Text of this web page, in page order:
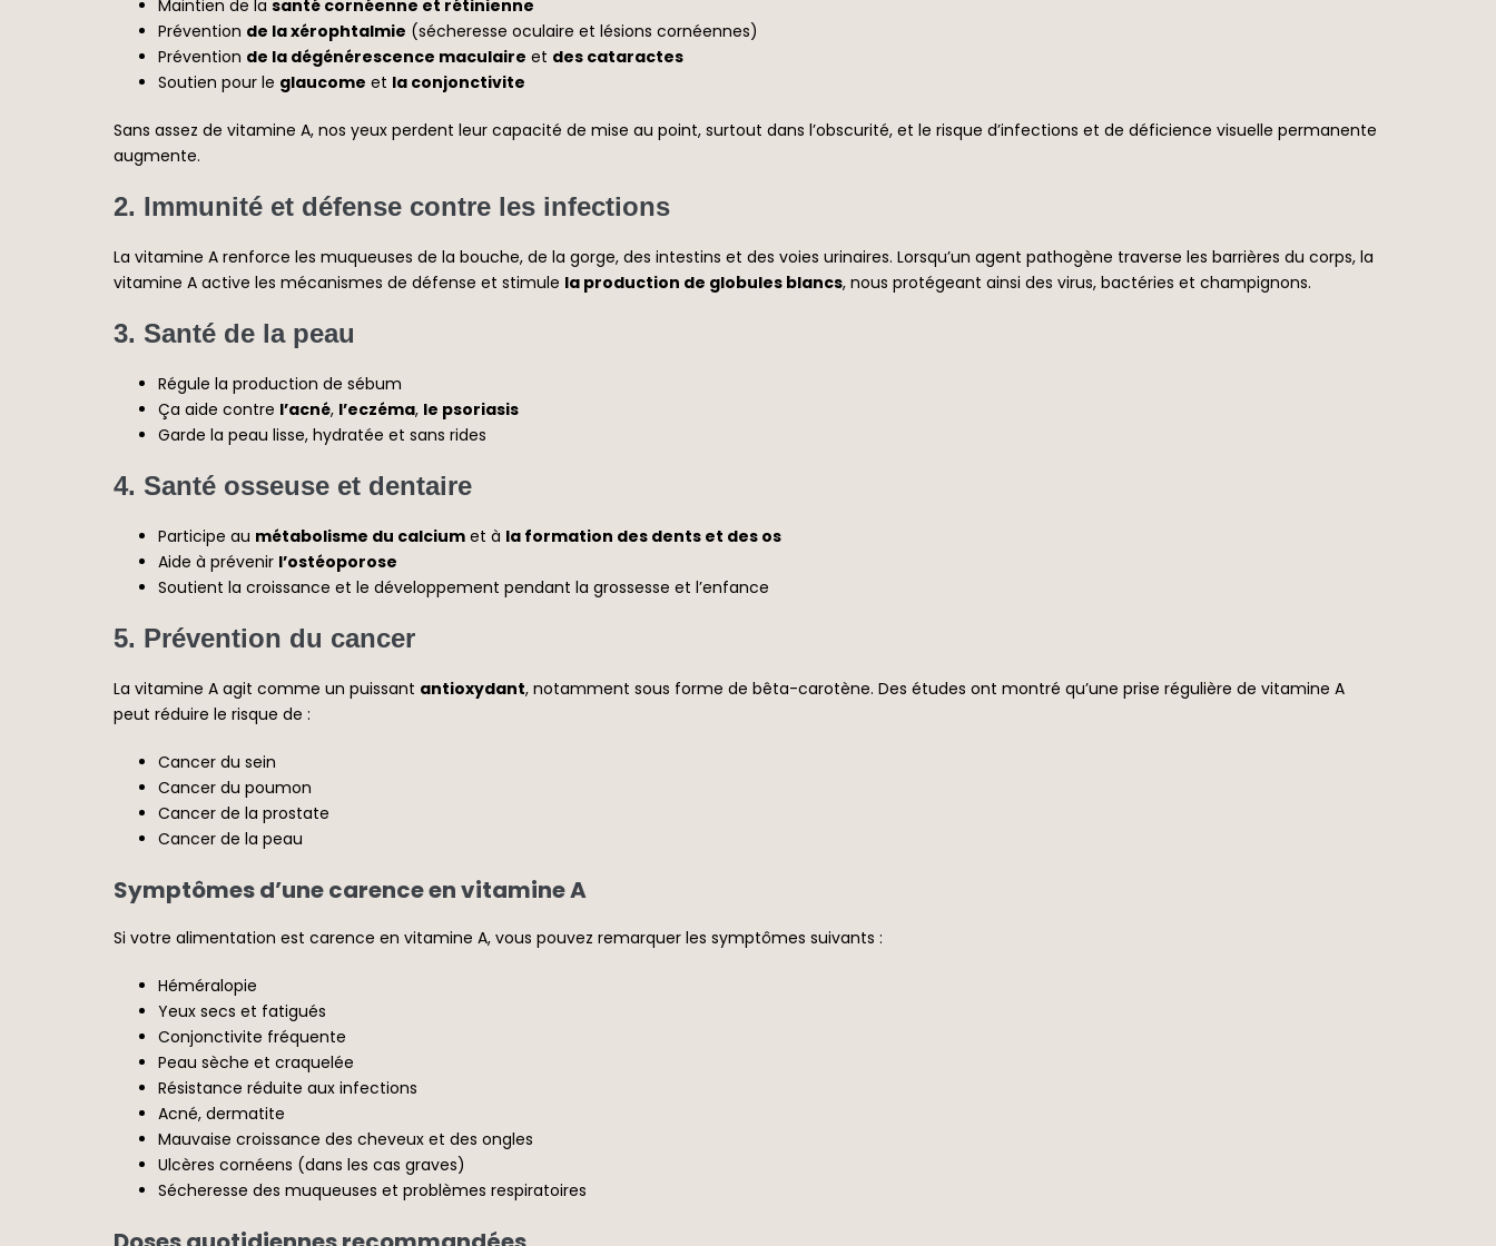
Maintien de la santé cornéenne et rétinienne
Prévention de la xérophtalmie (sécheresse oculaire et lésions cornéennes)
Prévention de la dégénérescence maculaire et des cataractes
Soutien pour le glaucome et la conjonctivite
Sans assez de vitamine A, nos yeux perdent leur capacité de mise au point, surtout dans l’obscurité, et le risque d’infections et de déficience visuelle permanente
augmente.
2. Immunité et défense contre les infections
La vitamine A renforce les muqueuses de la bouche, de la gorge, des intestins et des voies urinaires. Lorsqu’un agent pathogène traverse les barrières du corps, la
vitamine A active les mécanismes de défense et stimule la production de globules blancs, nous protégeant ainsi des virus, bactéries et champignons.
3. Santé de la peau
Régule la production de sébum
Ça aide contre l’acné, l’eczéma, le psoriasis
Garde la peau lisse, hydratée et sans rides
4. Santé osseuse et dentaire
Participe au métabolisme du calcium et à la formation des dents et des os
Aide à prévenir l’ostéoporose
Soutient la croissance et le développement pendant la grossesse et l’enfance
5. Prévention du cancer
La vitamine A agit comme un puissant antioxydant, notamment sous forme de bêta-carotène. Des études ont montré qu’une prise régulière de vitamine A
peut réduire le risque de :
Cancer du sein
Cancer du poumon
Cancer de la prostate
Cancer de la peau
Symptômes d’une carence en vitamine A
Si votre alimentation est carence en vitamine A, vous pouvez remarquer les symptômes suivants :
Héméralopie
Yeux secs et fatigués
Conjonctivite fréquente
Peau sèche et craquelée
Résistance réduite aux infections
Acné, dermatite
Mauvaise croissance des cheveux et des ongles
Ulcères cornéens (dans les cas graves)
Sécheresse des muqueuses et problèmes respiratoires